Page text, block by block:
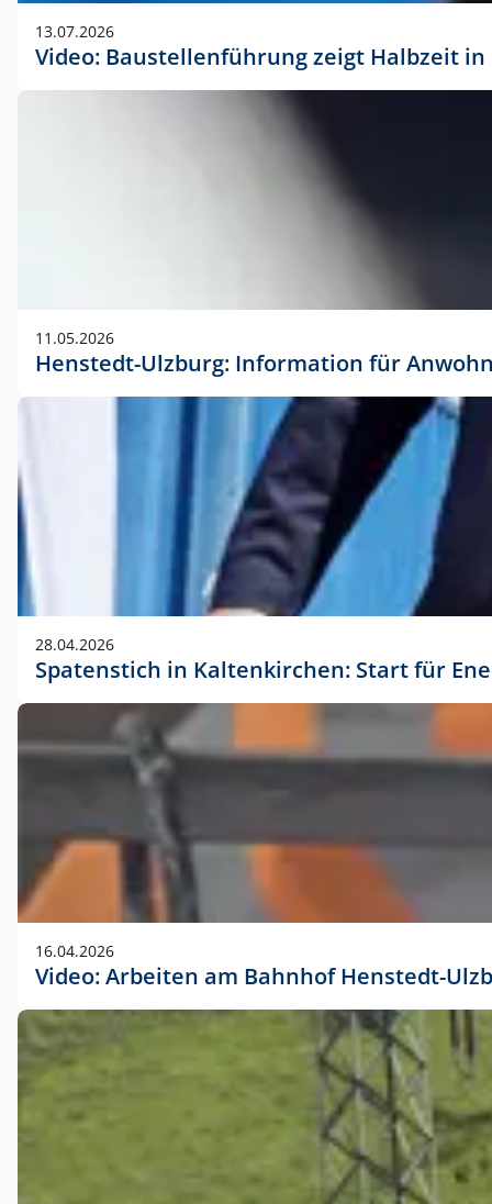
13.07.2026
Video: Baustellenführung zeigt Halbzeit
11.05.2026
Henstedt-Ulzburg: Information für
28.04.2026
Spatenstich in Kaltenkirchen: Start für
16.04.2026
Video: Arbeiten am Bahnhof Henstedt-